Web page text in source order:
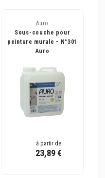
Auro
Sous-couche pour
peinture murale - N°301
Auro
à partir de
23,89 €